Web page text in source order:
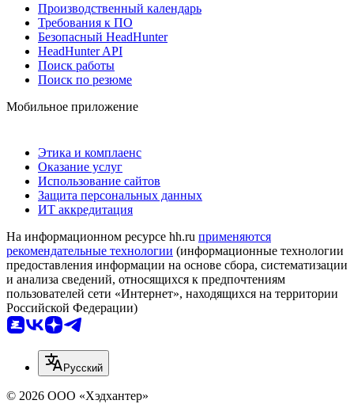
Производственный календарь
Требования к ПО
Безопасный HeadHunter
HeadHunter API
Поиск работы
Поиск по резюме
Мобильное приложение
Этика и комплаенс
Оказание услуг
Использование сайтов
Защита персональных данных
ИТ аккредитация
На информационном ресурсе hh.ru применяются
рекомендательные технологии (информационные технологии
предоставления информации на основе сбора, систематизации
и анализа сведений, относящихся к предпочтениям
пользователей сети «Интернет», находящихся на территории
Российской Федерации)
Русский
© 2026 ООО «Хэдхантер»